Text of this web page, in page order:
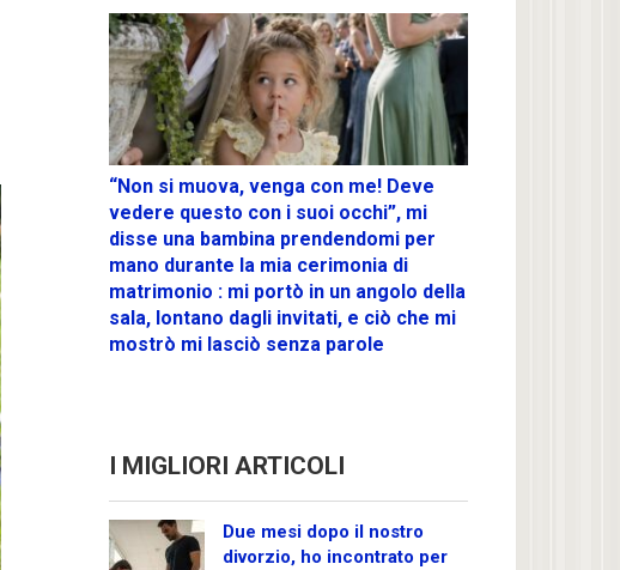
“Non si muova, venga con me! Deve
vedere questo con i suoi occhi”, mi
disse una bambina prendendomi per
mano durante la mia cerimonia di
matrimonio : mi portò in un angolo della
sala, lontano dagli invitati, e ciò che mi
mostrò mi lasciò senza parole
I MIGLIORI ARTICOLI
Due mesi dopo il nostro
divorzio, ho incontrato per